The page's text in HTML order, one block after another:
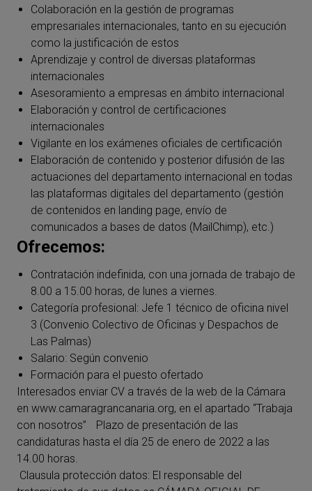
Colaboración en la gestión de programas
empresariales internacionales, tanto en su ejecución
como la justificación de estos
Aprendizaje y control de diversas plataformas
internacionales
Asesoramiento a empresas en ámbito internacional
Elaboración y control de certificaciones
internacionales
Vigilante en los exámenes oficiales de certificación
Elaboración de contenido y posterior difusión de las
actuaciones del departamento internacional en todas
las plataformas digitales del departamento (gestión
de contenidos en landing page, envío de
comunicados a bases de datos (MailChimp), etc.)
Ofrecemos:
Contratación indefinida, con una jornada de trabajo de
8.00 a 15.00 horas, de lunes a viernes.
Categoría profesional: Jefe 1 técnico de oficina nivel
3 (Convenio Colectivo de Oficinas y Despachos de
Las Palmas)
Salario: Según convenio
Formación para el puesto ofertado
Interesados enviar CV a través de la web de la Cámara
en www.camaragrancanaria.org, en el apartado “Trabaja
con nosotros” Plazo de presentación de las
candidaturas hasta el día 25 de enero de 2022 a las
14.00 horas.
Clausula protección datos: El responsable del